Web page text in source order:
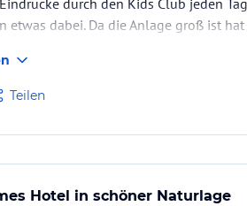
etwas dabei. Da die Anlage groß ist
Teilen
Hotel in schöner Naturlage